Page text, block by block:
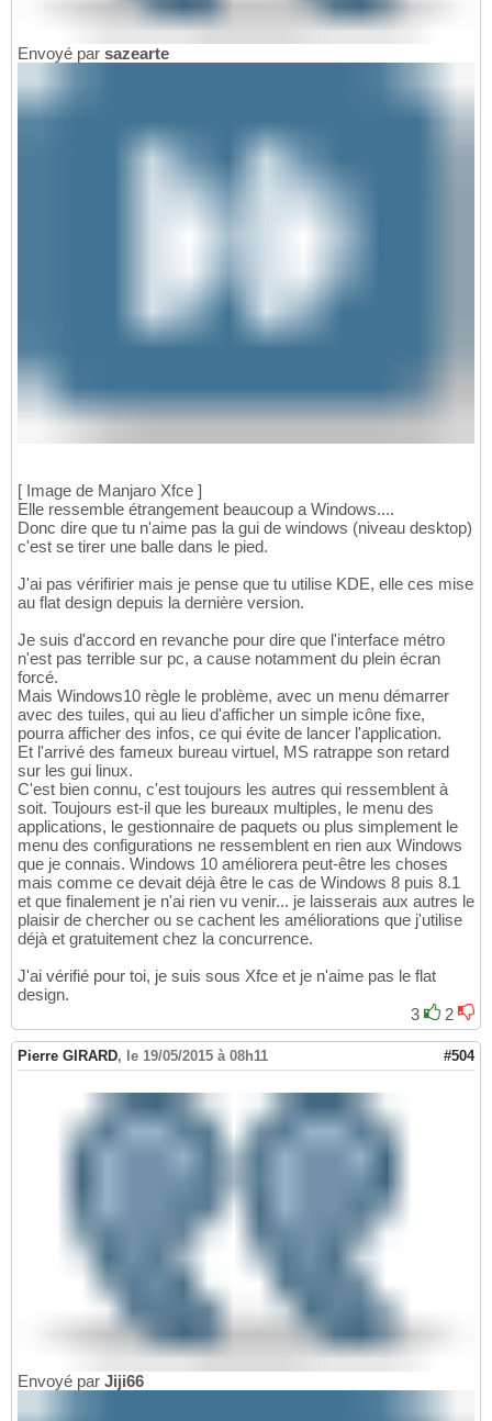
Envoyé par sazearte
[ Image de Manjaro Xfce ]
Elle ressemble étrangement beaucoup a Windows....
Donc dire que tu n'aime pas la gui de windows (niveau desktop)
c'est se tirer une balle dans le pied.
J'ai pas vérifirier mais je pense que tu utilise KDE, elle ces mise
au flat design depuis la dernière version.
Je suis d'accord en revanche pour dire que l'interface métro
n'est pas terrible sur pc, a cause notamment du plein écran
forcé.
Mais Windows10 règle le problème, avec un menu démarrer
avec des tuiles, qui au lieu d'afficher un simple icône fixe,
pourra afficher des infos, ce qui évite de lancer l'application.
Et l'arrivé des fameux bureau virtuel, MS ratrappe son retard
sur les gui linux.
C'est bien connu, c'est toujours les autres qui ressemblent à
soit. Toujours est-il que les bureaux multiples, le menu des
applications, le gestionnaire de paquets ou plus simplement le
menu des configurations ne ressemblent en rien aux Windows
que je connais. Windows 10 améliorera peut-être les choses
mais comme ce devait déjà être le cas de Windows 8 puis 8.1
et que finalement je n'ai rien vu venir... je laisserais aux autres le
plaisir de chercher ou se cachent les améliorations que j'utilise
déjà et gratuitement chez la concurrence.
J'ai vérifié pour toi, je suis sous Xfce et je n'aime pas le flat
design.
3
2
Pierre GIRARD, le 19/05/2015 à 08h11 #504
Envoyé par Jiji66